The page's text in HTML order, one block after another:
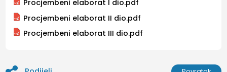
Procjembeni elaborat I dio.pdf
Procjembeni elaborat II dio.pdf
Procjembeni elaborat III dio.pdf